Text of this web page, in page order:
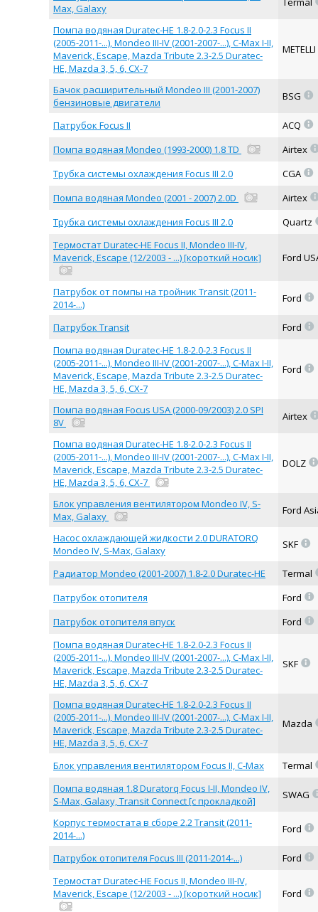
Max, Galaxy
Помпа водяная Duratec-HE 1.8-2.0-2.3 Focus II
(2005-2011-...), Mondeo III-IV (2001-2007-...), C-Max I-II,
Maverick, Escape, Mazda Tribute 2.3-2.5 Duratec-
HE, Mazda 3, 5, 6, CX-7
METELLI
Бачок расширительный Mondeo III (2001-2007)
бензиновые двигатели
BSG =
Патрубок Focus II ACQ =
Помпа водяная Mondeo (1993-2000) 1.8 TD Airtex
Трубка системы охлаждения Focus III 2.0 CGA =
Помпа водяная Mondeo (2001 - 2007) 2.0D Airtex
Трубка системы охлаждения Focus III 2.0 Quartz
Термостат Duratec-HE Focus II, Mondeo III-IV,
Maverick, Escape (12/2003 - ...) [короткий носик]
Ford
Патрубок от помпы на тройник Transit (2011-
2014-...)
Ford =
Патрубок Transit Ford =
Помпа водяная Duratec-HE 1.8-2.0-2.3 Focus II
(2005-2011-...), Mondeo III-IV (2001-2007-...), C-Max I-II,
Maverick, Escape, Mazda Tribute 2.3-2.5 Duratec-
HE, Mazda 3, 5, 6, CX-7
Ford =
Помпа водяная Focus USA (2000-09/2003) 2.0 SPI
8V
Airtex
Помпа водяная Duratec-HE 1.8-2.0-2.3 Focus II
(2005-2011-...), Mondeo III-IV (2001-2007-...), C-Max I-II,
Maverick, Escape, Mazda Tribute 2.3-2.5 Duratec-
HE, Mazda 3, 5, 6, CX-7
DOLZ =
Блок управления вентилятором Mondeo IV, S-
Max, Galaxy
Ford
Насос охлаждающей жидкости 2.0 DURATORQ
Mondeo IV, S-Max, Galaxy
SKF =
Радиатор Mondeo (2001-2007) 1.8-2.0 Duratec-HE Termal
Патрубок отопителя Ford =
Патрубок отопителя впуск Ford =
Помпа водяная Duratec-HE 1.8-2.0-2.3 Focus II
(2005-2011-...), Mondeo III-IV (2001-2007-...), C-Max I-II,
Maverick, Escape, Mazda Tribute 2.3-2.5 Duratec-
HE, Mazda 3, 5, 6, CX-7
SKF =
Помпа водяная Duratec-HE 1.8-2.0-2.3 Focus II
(2005-2011-...), Mondeo III-IV (2001-2007-...), C-Max I-II,
Maverick, Escape, Mazda Tribute 2.3-2.5 Duratec-
HE, Mazda 3, 5, 6, CX-7
Mazda
Блок управления вентилятором Focus II, C-Max Termal
Помпа водяная 1.8 Duratorq Focus I-II, Mondeo IV,
S-Max, Galaxy, Transit Connect [с прокладкой]
SWAG
Корпус термостата в сборе 2.2 Transit (2011-
2014-...)
Ford =
Патрубок отопителя Focus III (2011-2014-...) Ford =
Термостат Duratec-HE Focus II, Mondeo III-IV,
Maverick, Escape (12/2003 - ...) [короткий носик]
Ford =